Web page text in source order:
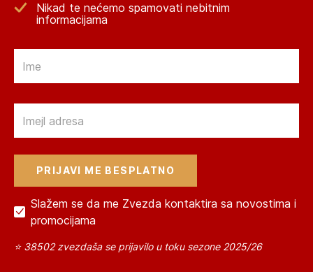
Nikad te nećemo spamovati nebitnim
informacijama
Slažem se da me Zvezda kontaktira sa novostima i
promocijama
⭐ 38502 zvezdaša se prijavilo u toku sezone 2025/26